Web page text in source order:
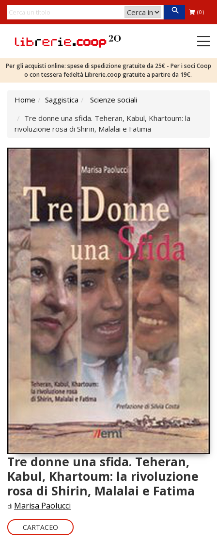
(0)
Per gli acquisti online: spese di spedizione gratuite da 25€ - Per i soci Coop
o con tessera fedeltà Librerie.coop gratuite a partire da 19€.
Home Saggistica
Scienze sociali
Tre donne una sfida. Teheran, Kabul, Khartoum: la
rivoluzione rosa di Shirin, Malalai e Fatima
Tre donne una sfida. Teheran,
Kabul, Khartoum: la rivoluzione
rosa di Shirin, Malalai e Fatima
di Marisa Paolucci
CARTACEO